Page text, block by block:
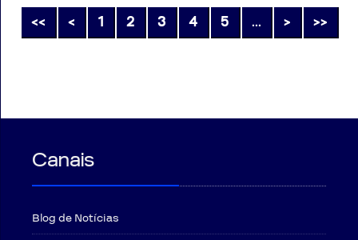
<< < 1 2 3 4 5 ... > >>
Canais
Blog de Notícias